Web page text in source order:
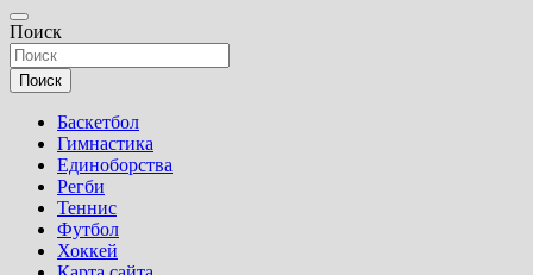
Поиск
Поиск
Баскетбол
Гимнастика
Единоборства
Регби
Теннис
Футбол
Хоккей